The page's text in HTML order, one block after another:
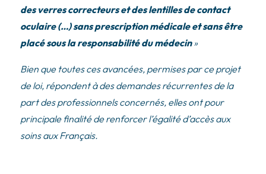
des verres correcteurs et des lentilles de contact
oculaire (…) sans prescription médicale et sans être
placé sous la responsabilité du médecin»
Bien que toutes ces avancées, permises par ce projet
de loi, répondent à des demandes récurrentes de la
part des professionnels concernés, elles ont pour
principale finalité de renforcer l’égalité d’accès aux
soins aux Français.